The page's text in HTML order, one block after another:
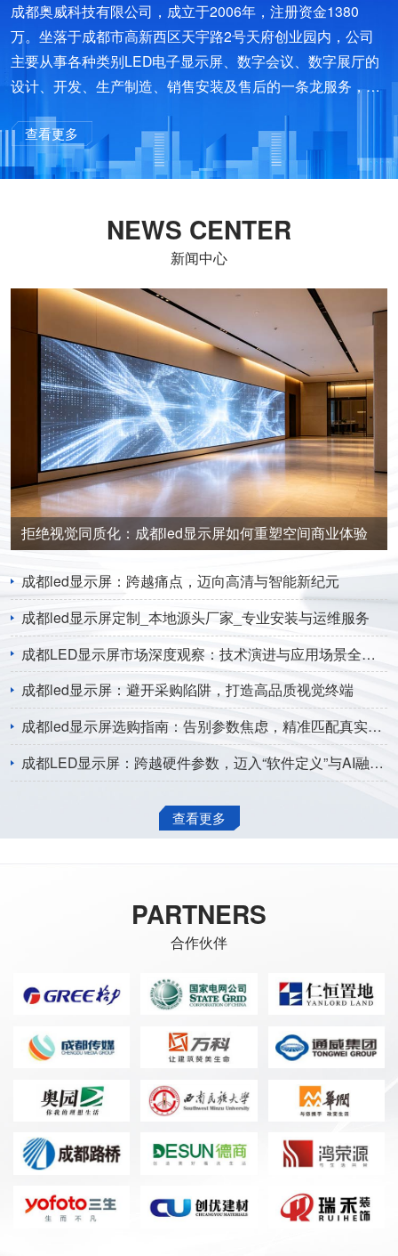
成都奥威科技有限公司，成立于2006年，注册资金1380
万。坐落于成都市高新西区天宇路2号天府创业园内，公司
主要从事各种类别LED电子显示屏、数字会议、数字展厅的
设计、开发、生产制造、销售安装及售后的一条龙服务，是
集科研、生产、销售为一体的高科技企业。公司凭借雄厚技
术和人才的优势，其产品先后涉足光电工程技术、自动识别
技术、智能化控制技术及其计算机网络及管理、系统集成等
数字高科技领域。
查看更多
NEWS CENTER
新闻中心
拒绝视觉同质化：成都led显示屏如何重塑空间商业体验
成都led显示屏：跨越痛点，迈向高清与智能新纪元
成都led显示屏定制_本地源头厂家_专业安装与运维服务
成都LED显示屏市场深度观察：技术演进与应用场景全面解析
成都led显示屏：避开采购陷阱，打造高品质视觉终端
成都led显示屏选购指南：告别参数焦虑，精准匹配真实需求
成都LED显示屏：跨越硬件参数，迈入“软件定义”与AI融合新纪元
查看更多
PARTNERS
合作伙伴